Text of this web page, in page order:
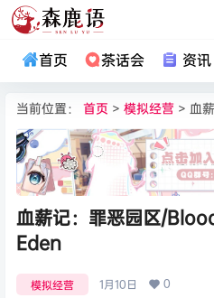
首页 茶话会 资讯
当前位置： 首页 > 模拟经营 > 血薪
血薪记：罪恶园区/
Eden
模拟经营 1月10日 0